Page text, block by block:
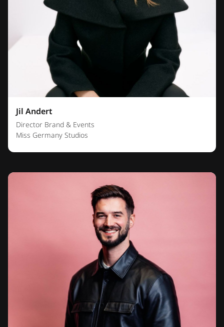
Jil Andert
Director Brand & Events
Miss Germany Studios